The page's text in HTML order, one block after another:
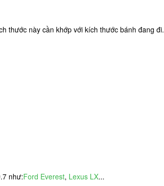
thước này cần khớp với kích thước bánh đang đi.
như:Ford Everest, Lexus LX...